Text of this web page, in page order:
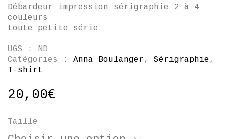
Débardeur impression sérigraphie 2 à 4
couleurs
toute petite série
UGS :
ND
Catégories : Anna Boulanger , Sérigraphie ,
T-shirt
20,00€
Taille